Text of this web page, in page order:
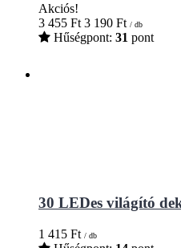
Akciós!
3 455 Ft 3 190 Ft / db
Hűségpont: 31 pont
30 LEDes világító
1 415 Ft / db